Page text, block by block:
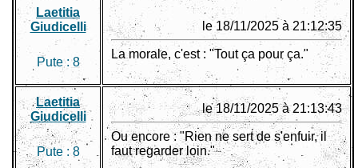
Laetitia
Giudicelli
Pute :8
le 18/11/2025 à 21:12:35
La morale, c'est : "Tout ça pour ça."
Laetitia
Giudicelli
Pute : 8
le 18/11/2025 à 21:13:43
Ou encore : "Rien ne sert de s'enfuir, il
faut regarder loin."